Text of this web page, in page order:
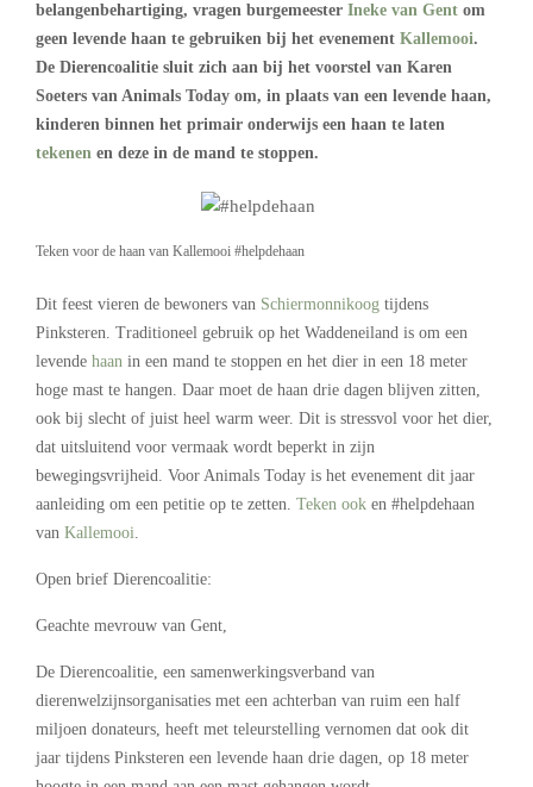
belangenbehartiging, vragen burgemeester Ineke van Gent om
geen levende haan te gebruiken bij het evenement Kallemooi.
De Dierencoalitie sluit zich aan bij het voorstel van Karen
Soeters van Animals Today om, in plaats van een levende haan,
kinderen binnen het primair onderwijs een haan te laten
tekenen en deze in de mand te stoppen.
Teken voor de haan van Kallemooi #helpdehaan
Dit feest vieren de bewoners van Schiermonnikoog tijdens
Pinksteren. Traditioneel gebruik op het Waddeneiland is om een
levende haan in een mand te stoppen en het dier in een 18 meter
hoge mast te hangen. Daar moet de haan drie dagen blijven zitten,
ook bij slecht of juist heel warm weer. Dit is stressvol voor het dier,
dat uitsluitend voor vermaak wordt beperkt in zijn
bewegingsvrijheid. Voor Animals Today is het evenement dit jaar
aanleiding om een petitie op te zetten. Teken ook en #helpdehaan
van Kallemooi
Open brief Dierencoalitie:
Geachte mevrouw van Gent,
De Dierencoalitie, een samenwerkingsverband van
dierenwelzijnsorganisaties met een achterban van ruim een half
miljoen donateurs, heeft met teleurstelling vernomen dat ook dit
jaar tijdens Pinksteren een levende haan drie dagen, op 18 meter